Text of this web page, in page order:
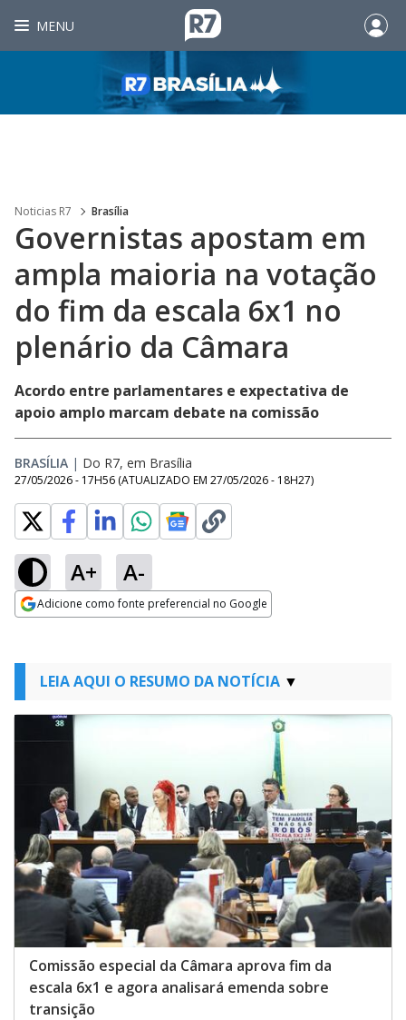
MENU
Noticias R7 Brasília
Governistas apostam em
ampla maioria na votação
do fim da escala 6x1 no
plenário da Câmara
Acordo entre parlamentares e expectativa de
apoio amplo marcam debate na comissão
BRASÍLIA | Do R7, em Brasília
27/05/2026 - 17H56 (ATUALIZADO EM 27/05/2026 - 18H27)
A+ A-
Adicione como fonte preferencial no Google
LEIA AQUI O RESUMO DA NOTÍCIA
Comissão especial da Câmara aprova fim da
escala 6x1 e agora analisará emenda sobre
transição